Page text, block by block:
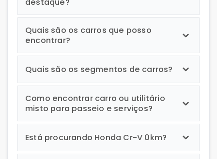
Quais são os carros que posso
encontrar?
Quais são os segmentos de carros?
Como encontrar carro ou utilitário
misto para passeio e serviços?
Está procurando Honda Cr-V 0km?